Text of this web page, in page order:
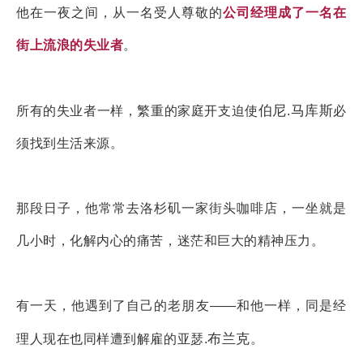
他在一夜之间，从一名受人尊敬的公司经理成了一名在
街上流浪的失业者。
所有的失业者一样，繁重的家庭开支迫使伯尼.马库斯必
须找到生活来源。
那段日子，他常常去洛杉矶一家街头咖啡店，一坐就是
几小时，化解内心的痛苦，迷茫和巨大的精神压力。
有一天，他遇到了自己的老朋友——和他一样，同是经
理人现在也同样遭到解雇的亚瑟.布兰克。